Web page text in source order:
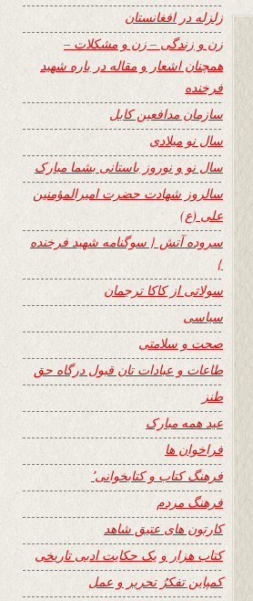
زلزله در افغانستان
زن و زندگی – زن و مشکلات –
همچنان اشعار و مقاله در باره شهید
فرخنده
سازمان مدافعین کابل
سال نو میلادی
سال نو و نوروز باستانی بشما مبارک
سالروز شهادت حضرت امیرالمؤمنین
علی (ع)
سروده آتش { سوگنامه شهید فرخنده
}
سولاتی از کاکا ترجمان
سیاسی
صحت و سلامتی
طاعات و عبادات تان قبول درگاه حق
طنز
عید همه مبارک
فراخوان ها
فرهنگ کتاب و کتابخوانی٬
فرهنگ مردم
کارتون های عتیق شاهد
کتاب هزار و یک حکایت ادبی تاریخی
کمپاین تفکرُ تحریر و عمل